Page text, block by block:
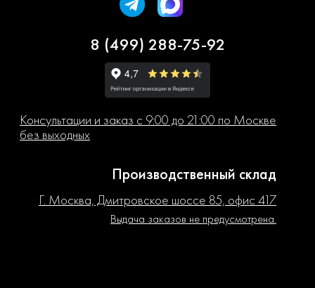
8 (499) 288-75-92
Консультации и заказ с 9:00 до 21:00 по Москве
без выходных
Производственный склад
Г. Москва, Дмитровское шоссе 85, офис 417
Выдача заказов не предусмотрена.